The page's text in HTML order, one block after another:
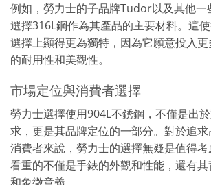
例如，勞力士的子品牌Tudor以及其他一
選擇316L鋼作為其產品的主要材料。這
選擇上顯得更為獨特，因為它願意投入
的耐用性和美觀性。
市場定位與消費者選擇
勞力士選擇使用904L不銹鋼，不僅是出
求，更是其品牌定位的一部分。對於追
消費者來說，勞力士的選擇無疑是值得
看重的不僅是手錶的外觀和性能，還有